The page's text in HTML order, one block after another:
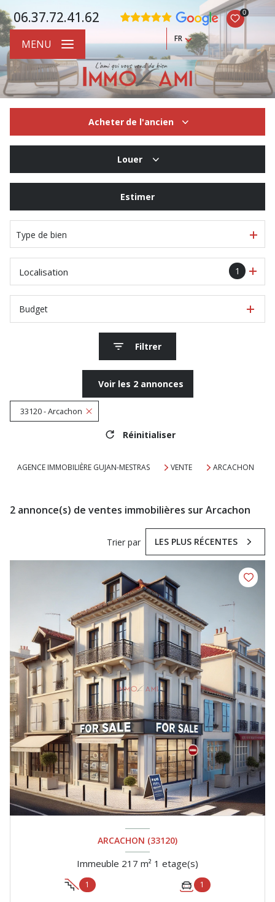
06.37.72.41.62 0
FR
MENU
Acheter de l'ancien
Louer
En saisonnier
Estimer
Type de bien
1
Localisation
Budget
Filtrer
Voir les 2annonces
33120 - Arcachon
Réinitialiser
AGENCE IMMOBILIÈRE GUJAN-MESTRAS VENTE ARCACHON
2 annonce(s) de ventes immobilières sur Arcachon
Trier par LES PLUS RÉCENTES
ARCACHON (33120)
Immeuble 217 m² 1 etage(s)
1 1